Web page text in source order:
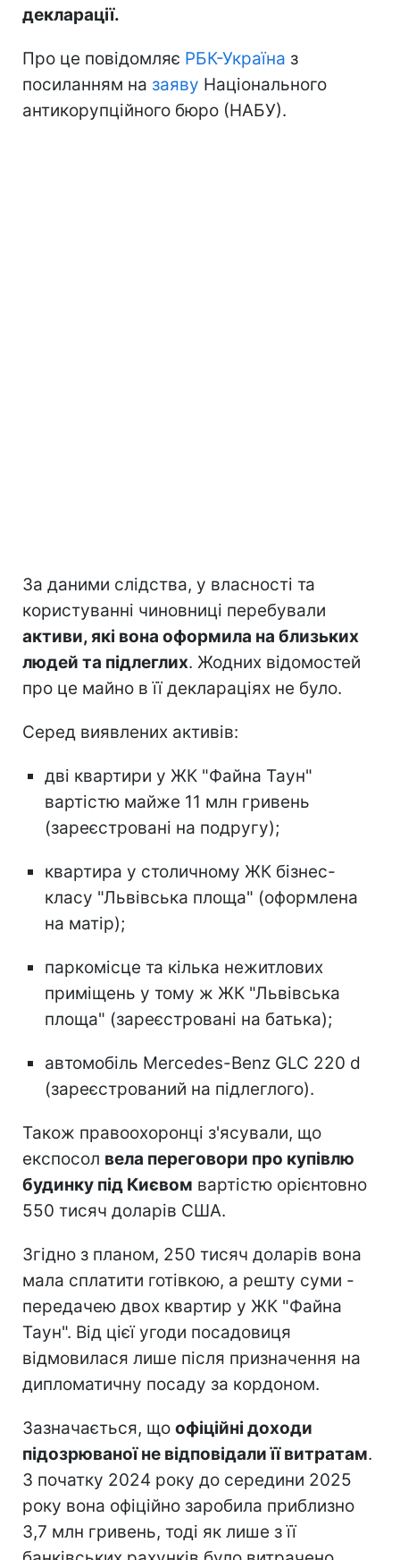
декларації.
Про це повідомляє РБК-Україна з
посиланням на заяву Національного
антикорупційного бюро (НАБУ).
За даними слідства, у власності та
користуванні чиновниці перебували
активи, які вона оформила на близьких
людей та підлеглих. Жодних відомостей
про це майно в її деклараціях не було.
Серед виявлених активів:
дві квартири у ЖК "Файна Таун"
вартістю майже 11 млн гривень
(зареєстровані на подругу);
квартира у столичному ЖК бізнес-
класу "Львівська площа" (оформлена
на матір);
паркомісце та кілька нежитлових
приміщень у тому ж ЖК "Львівська
площа" (зареєстровані на батька);
автомобіль Mercedes-Benz GLC 220 d
(зареєстрований на підлеглого).
Також правоохоронці з'ясували, що
експосол вела переговори про купівлю
будинку під Києвом вартістю орієнтовно
550 тисяч доларів США.
Згідно з планом, 250 тисяч доларів вона
мала сплатити готівкою, а решту суми -
передачею двох квартир у ЖК "Файна
Таун". Від цієї угоди посадовиця
відмовилася лише після призначення на
дипломатичну посаду за кордоном.
Зазначається, що офіційні доходи
підозрюваної не відповідали її витратам.
З початку 2024 року до середини 2025
року вона офіційно заробила приблизно
3,7 млн гривень, тоді як лише з її